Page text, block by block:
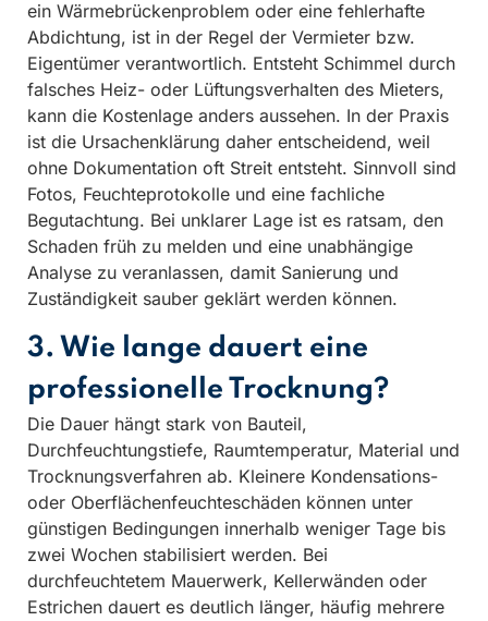
ein Wärmebrückenproblem oder eine fehlerhafte
Abdichtung, ist in der Regel der Vermieter bzw.
Eigentümer verantwortlich. Entsteht Schimmel durch
falsches Heiz- oder Lüftungsverhalten des Mieters,
kann die Kostenlage anders aussehen. In der Praxis
ist die Ursachenklärung daher entscheidend, weil
ohne Dokumentation oft Streit entsteht. Sinnvoll sind
Fotos, Feuchteprotokolle und eine fachliche
Begutachtung. Bei unklarer Lage ist es ratsam, den
Schaden früh zu melden und eine unabhängige
Analyse zu veranlassen, damit Sanierung und
Zuständigkeit sauber geklärt werden können.
3. Wie lange dauert eine
professionelle Trocknung?
Die Dauer hängt stark von Bauteil,
Durchfeuchtungstiefe, Raumtemperatur, Material und
Trocknungsverfahren ab. Kleinere Kondensations-
oder Oberflächenfeuchteschäden können unter
günstigen Bedingungen innerhalb weniger Tage bis
zwei Wochen stabilisiert werden. Bei
durchfeuchtetem Mauerwerk, Kellerwänden oder
Estrichen dauert es deutlich länger, häufig mehrere